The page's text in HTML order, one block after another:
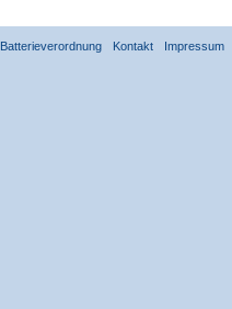
Batterieverordnung Kontakt Impressum